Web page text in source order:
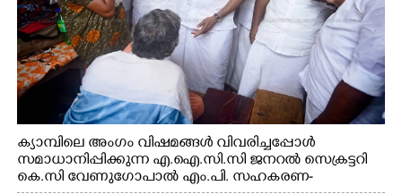
ക്യാമ്പിലെ അംഗം വിഷമങ്ങൾ വിവരിച്ചപ്പോൾ
സമാധാനിപ്പിക്കുന്ന എ.ഐ.സി.സി ജനറൽ സെക്രട്ടറി
കെ.സി വേണുഗോപാൽ എം.പി. സഹകരണ-